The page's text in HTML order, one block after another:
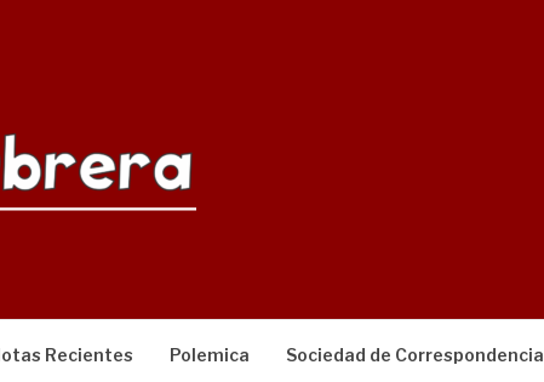
Recientes Polemica Sociedad de Correspondencia